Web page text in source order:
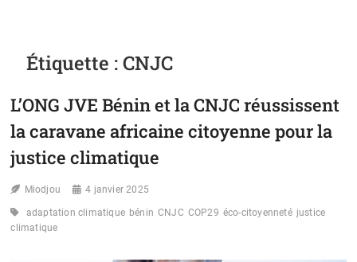
Étiquette :CNJC
L’ONG JVE Bénin et la CNJC réussissent
la caravane africaine citoyenne pour la
justice climatique
Miodjou 4 janvier 2025
adaptation climatique bénin CNJC COP29 éco-citoyenneté justice
climatique